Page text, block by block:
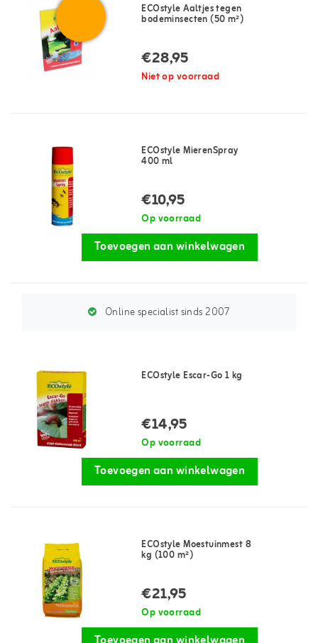
ECOstyle Aaltjes tegen
bodeminsecten (50 m²)
€28,95
Niet op voorraad
ECOstyle MierenSpray
400 ml
€10,95
Op voorraad
Toevoegen aan winkelwagen
Online specialist sinds 2007
ECOstyle Escar-Go 1 kg
€14,95
Op voorraad
Toevoegen aan winkelwagen
ECOstyle Moestuinmest 8
kg (100 m²)
€21,95
Op voorraad